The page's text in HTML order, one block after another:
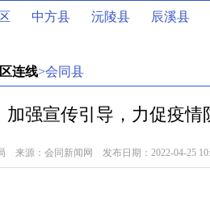
中方县 沅陵县 辰溪县
连线>会同县
加强宣传引导，力促疫情
来源：会同新闻网 发布日期：2022-04-25